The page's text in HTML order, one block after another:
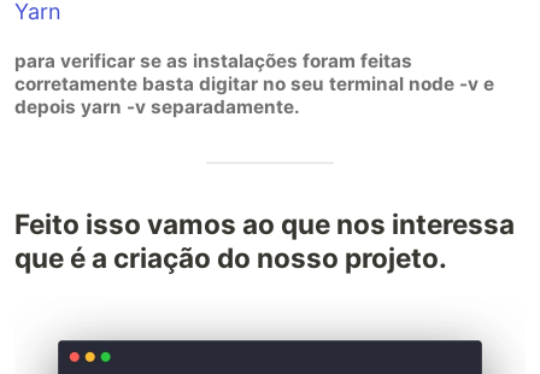
Yarn
para verificar se as instalações foram feitas
corretamente basta digitar no seu terminal node -v e
depois yarn -v separadamente.
Feito isso vamos ao que nos interessa
que é a criação do nosso projeto.